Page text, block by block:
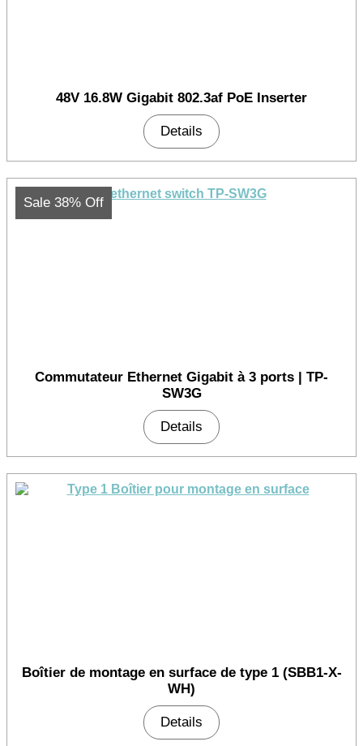
48V 16.8W Gigabit 802.3af PoE Inserter
Details
Sale 38% Off
Commutateur Ethernet Gigabit à 3 ports | TP-
SW3G
Details
Boîtier de montage en surface de type 1 (SBB1-X-
WH)
Details